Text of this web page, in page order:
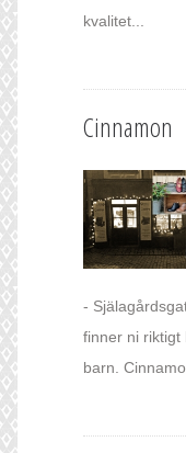
kvalitet...
Cinnamon
-
finner ni riktigt
barn.